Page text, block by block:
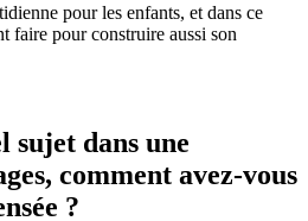
pour les enfants, et dans ce
faire pour construire aussi son
dans une
comment avez-vous
?